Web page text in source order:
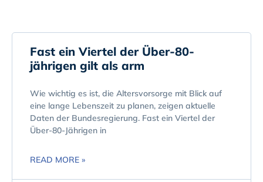
Fast ein Viertel der Über-80-
jährigen gilt als arm
Wie wichtig es ist, die Altersvorsorge mit Blick auf
eine lange Lebenszeit zu planen, zeigen aktuelle
Daten der Bundesregierung. Fast ein Viertel der
Über-80-Jährigen in
READ MORE »